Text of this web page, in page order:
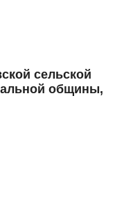
сельской
общины,